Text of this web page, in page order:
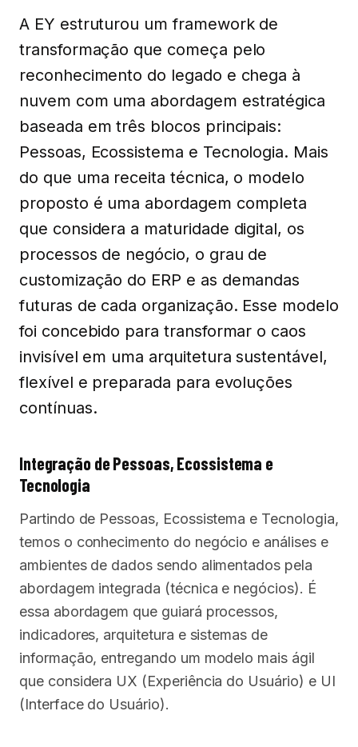
AEY estruturou um framework de
transformação que começa pelo
reconhecimento do legado e chega à
nuvem com uma abordagem estratégica
baseada em três blocos principais:
Pessoas, Ecossistema e Tecnologia. Mais
do que uma receita técnica, o modelo
proposto é uma abordagem completa
que considera a maturidade digital, os
processos de negócio, o grau de
customização do ERP e as demandas
futuras de cada organização. Esse modelo
foi concebido para transformar o caos
invisível em uma arquitetura sustentável,
flexível e preparada para evoluções
contínuas.
Integração de Pessoas, Ecossistema e
Tecnologia
Partindo de Pessoas, Ecossistema e Tecnologia,
temos o conhecimento do negócio e análises e
ambientes de dados sendo alimentados pela
abordagem integrada (técnica e negócios). É
essa abordagem que guiará processos,
indicadores, arquitetura e sistemas de
informação, entregando um modelo mais ágil
que considera UX (Experiência do Usuário) e UI
(Interface do Usuário).